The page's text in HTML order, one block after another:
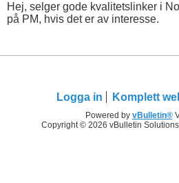
Hej, selger gode kvalitetslinker i
på PM, hvis det er av interesse.
Logga in Komplett
Powered by vBulletin®
Copyright © 2026 vBulletin